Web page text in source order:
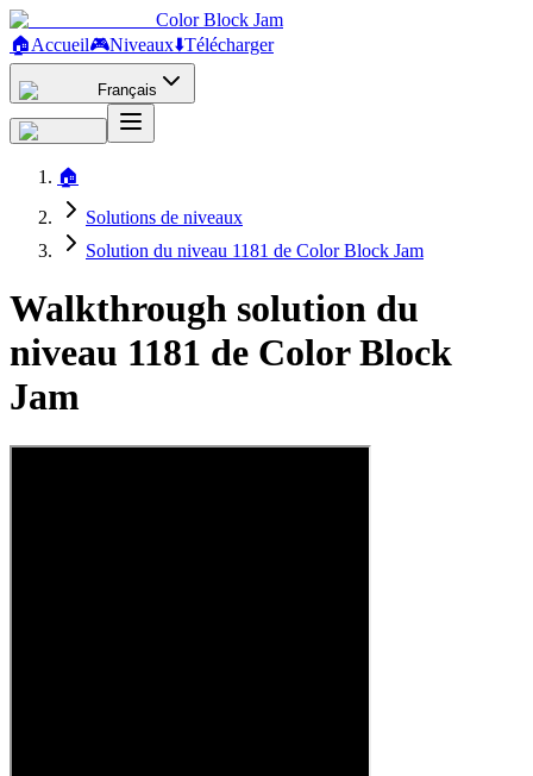
Color Block Jam
🏠Accueil🎮Niveaux⬇️Télécharger
Français
🏠
Solutions de niveaux
Solution du niveau 1181 de Color Block Jam
Walkthrough solution du
niveau 1181 de Color Block
Jam